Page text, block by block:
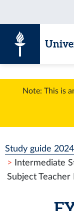
Note: This is
Study guide
Intermediate
Subject Teacher